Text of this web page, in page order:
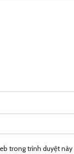
trong trình duyệt